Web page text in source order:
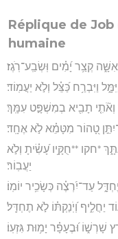
Réplique de
humaine
קְצַ֥ר יָ֝מִ֗ים וּֽשְׂבַֽע־רֹֽגֶז׃
וַיִּבְרַ֥ח כַּ֝צֵּ֗ל וְלֹ֣א יַעֲמֽוֹד׃
וְאֹ֘תִ֤י תָבִ֖יא בְמִשְׁפָּ֣ט עִמָּֽךְ׃
טָ֭הוֹר מִטָּמֵ֗א לֹ֣א אֶחָֽד׃
*חקו **חֻקָּ֥יו עָ֝שִׂ֗יתָ וְלֹ֣א
יַעֲבֽוֹר׃
עַד־יִ֝רְצֶ֗ה כְּשָׂכִ֥יר יוֹמֽוֹ׃
יַחֲלִ֑יף וְ֝יֹֽנַקְתּ֗וֹ לֹ֣א תֶחְדָּֽל׃
שָׁרְשׁ֑וֹ וּ֝בֶעָפָ֗ר יָמ֥וּת גִּזְעֽוֹ׃